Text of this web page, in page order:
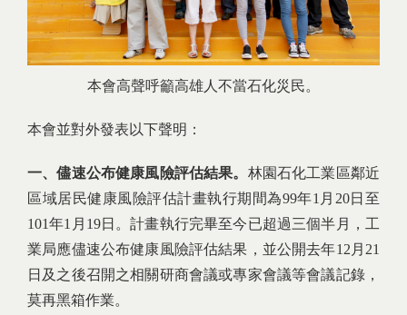
本會高聲呼籲高雄人不當石化災民。
本會並對外發表以下聲明：
一、儘速公布健康風險評估結果。 林園石化工業區鄰近
區域居民健康風險評估計畫執行期間為99年1月20日至
101年1月19日。計畫執行完畢至今已超過三個半月，工
業局應儘速公布健康風險評估結果，並公開去年12月21
日及之後召開之相關研商會議或專家會議等會議記錄，
莫再黑箱作業。